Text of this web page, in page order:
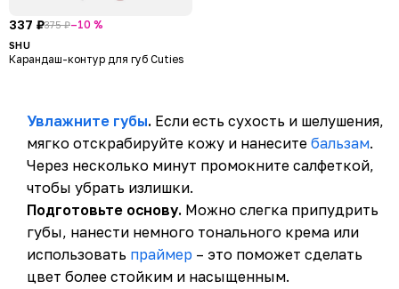
337 ₽375 ₽–10 %
SHU
Карандаш-контур для губ Cuties
Увлажните губы. Если есть сухость и шелушения,
мягко отскрабируйте кожу и нанесите бальзам.
Через несколько минут промокните салфеткой,
чтобы убрать излишки.
Подготовьте основу. Можно слегка припудрить
губы, нанести немного тонального крема или
использовать праймер – это поможет сделать
цвет более стойким и насыщенным.